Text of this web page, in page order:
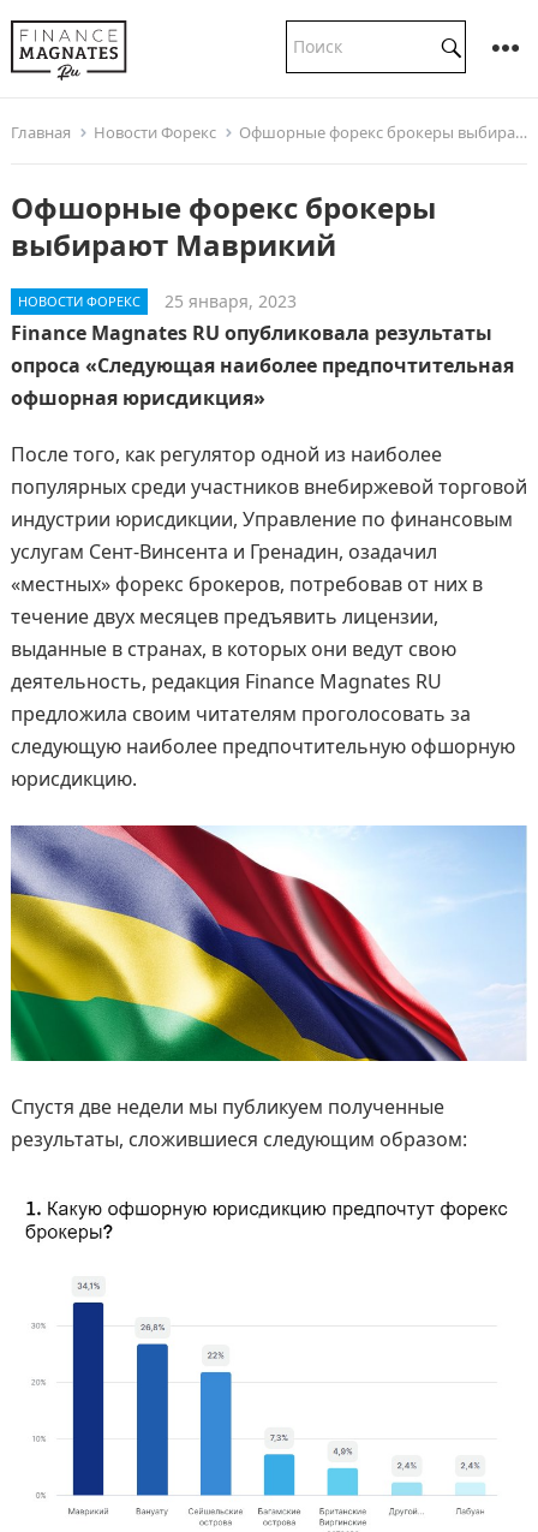
Главная Новости Форекс Офшорные форекс брокеры выбирают Маврикий
Офшорные форекс брокеры
выбирают Маврикий
НОВОСТИ ФОРЕКС 25 января, 2023
Finance Magnates RU опубликовала результаты
опроса «Следующая наиболее предпочтительная
офшорная юрисдикция»
После того, как регулятор одной из наиболее
популярных среди участников внебиржевой торговой
индустрии юрисдикции, Управление по финансовым
услугам Сент-Винсента и Гренадин, озадачил
«местных» форекс брокеров, потребовав от них в
течение двух месяцев предъявить лицензии,
выданные в странах, в которых они ведут свою
деятельность, редакция Finance Magnates RU
предложила своим читателям проголосовать за
следующую наиболее предпочтительную офшорную
юрисдикцию.
Спустя две недели мы публикуем полученные
результаты, сложившиеся следующим образом: